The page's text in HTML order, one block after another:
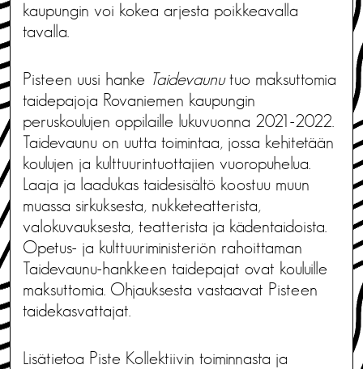
kaupungin voi kokea arjesta poikkeavalla
tavalla.
Pisteen uusi hanke Taidevaunutuo maksuttomia
taidepajoja Rovaniemen kaupungin
peruskoulujen oppilaille lukuvuonna 2021-2022.
Taidevaunu on uutta toimintaa, jossa kehitetään
koulujen ja kulttuurintuottajien vuoropuhelua.
Laaja ja laadukas taidesisältö koostuu muun
muassa sirkuksesta, nukketeatterista,
valokuvauksesta, teatterista ja kädentaidoista.
Opetus- ja kulttuuriministeriön rahoittaman
Taidevaunu-hankkeen taidepajat ovat kouluille
maksuttomia. Ohjauksesta vastaavat Pisteen
taidekasvattajat.
Lisätietoa Piste Kollektiivin toiminnasta ja